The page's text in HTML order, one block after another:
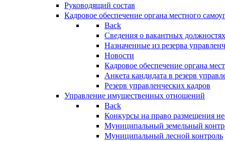
Руководящий состав
Кадровое обеспечение органа местного
Back
Сведения о вакантных
Назначенные из резерва
Новости
Кадровое обеспечение органа
Анкета кандидата в резерв
Резерв управленческих кадров
Управление имущественных отношений
Back
Конкурсы на право размещения
Муниципальный земельный
Муниципальный лесной контроль